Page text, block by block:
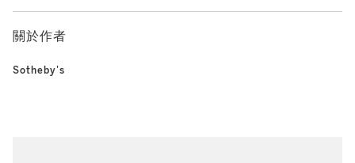
關於作者
Sotheby's